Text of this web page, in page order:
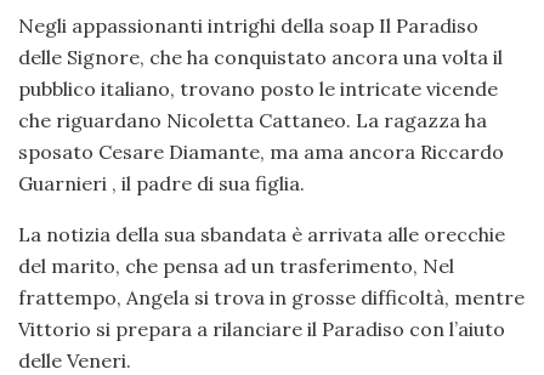
Negli appassionanti intrighi della soap Il Paradiso
delle Signore, che ha conquistato ancora una volta il
pubblico italiano, trovano posto le intricate vicende
che riguardano Nicoletta Cattaneo. La ragazza ha
sposato Cesare Diamante, ma ama ancora Riccardo
Guarnieri , il padre di sua figlia.
La notizia della sua sbandata è arrivata alle orecchie
del marito, che pensa ad un trasferimento, Nel
frattempo, Angela si trova in grosse difficoltà, mentre
Vittorio si prepara a rilanciare il Paradiso con l’aiuto
delle Veneri.